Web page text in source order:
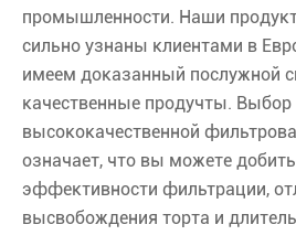
промышленности. Наши
сильно узнаны клиентами в
имеем доказанный послужной
качественные продучты. Выбор
высококачественной
означает, что вы можете
эффективности фильтрации,
высвобождения торта и